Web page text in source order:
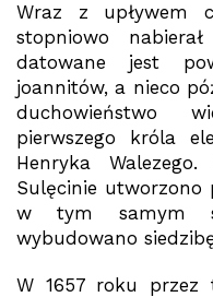
Wraz z upływem
stopniowo
datowane jest
joannitów, a nieco
duchowieństwo
pierwszego króla
Henryka
Sulęcinie utworzono
w tym samym
wybudowano
W 1657 roku przez